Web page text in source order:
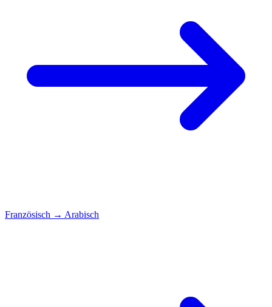
Französisch → Arabisch